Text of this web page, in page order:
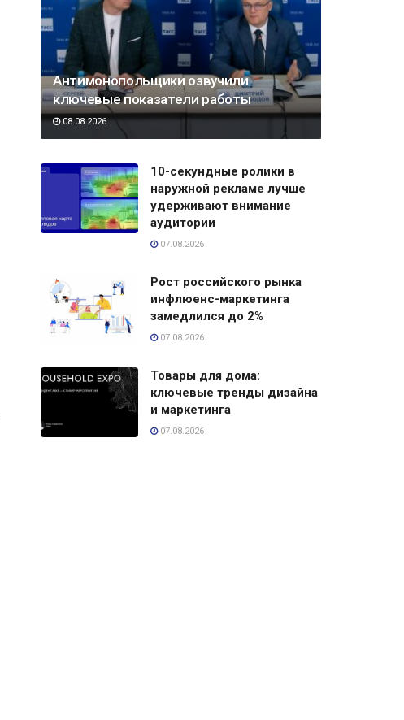
Антимонопольщики озвучили
ключевые показатели работы
08.08.2026
10-секундные ролики в
наружной рекламе лучше
удерживают внимание
аудитории
07.08.2026
Рост российского рынка
инфлюенс-маркетинга
замедлился до 2%
07.08.2026
Товары для дома:
ключевые тренды дизайна
и маркетинга
07.08.2026